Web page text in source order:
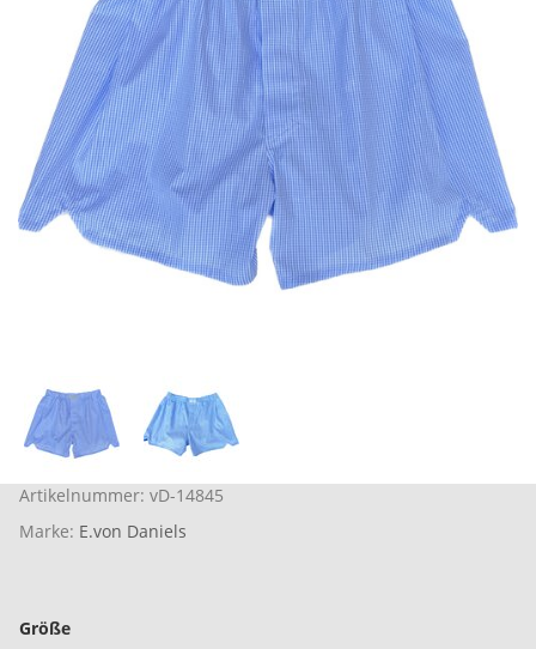
Artikelnummer: vD-14845
Marke: E.von Daniels
Größe